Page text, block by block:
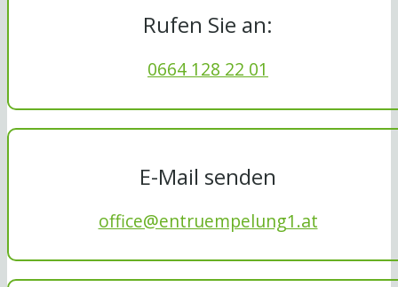
Rufen Sie an:
0664 128 22 01
E-Mail senden
office@entruempelung1.at